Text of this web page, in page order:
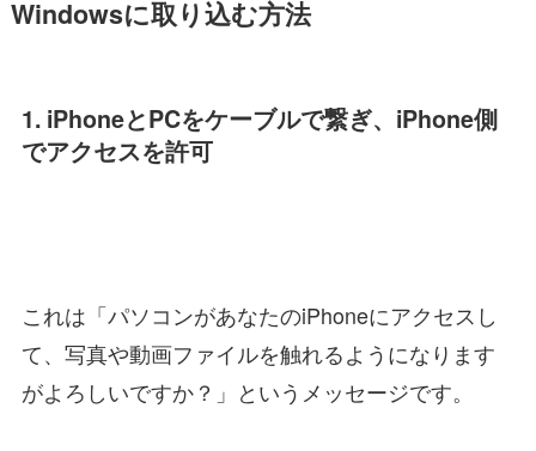
Windowsに取り込む方法
1. iPhoneとPCをケーブルで繋ぎ、iPhone側
でアクセスを許可
これは「パソコンがあなたのiPhoneにアクセスし
て、写真や動画ファイルを触れるようになります
がよろしいですか？」というメッセージです。